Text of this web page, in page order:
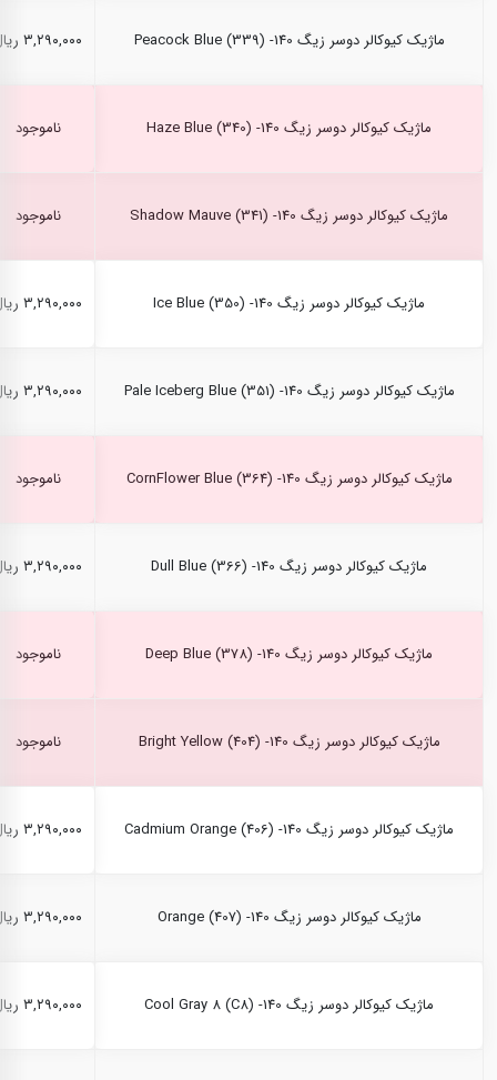
ماژیک کیوکالر دوسر زیگ Peacock Blue (339) -140 ۳,۲۹۰,۰۰۰ ریال
ماژیک کیوکالر دوسر زیگ Haze Blue (340) -140 ناموجود
ماژیک کیوکالر دوسر زیگ Shadow Mauve (341) -140 ناموجود
ماژیک کیوکالر دوسر زیگ Ice Blue (350) -140 ۳,۲۹۰,۰۰۰ ریال
ماژیک کیوکالر دوسر زیگ Pale Iceberg Blue (351) -140 ۳,۲۹۰,۰۰۰ ریال
ماژیک کیوکالر دوسر زیگ CornFlower Blue (364) -140 ناموجود
ماژیک کیوکالر دوسر زیگ Dull Blue (366) -140 ۳,۲۹۰,۰۰۰ ریال
ماژیک کیوکالر دوسر زیگ Deep Blue (378) -140 ناموجود
ماژیک کیوکالر دوسر زیگ Bright Yellow (404) -140 ناموجود
ماژیک کیوکالر دوسر زیگ Cadmium Orange (406) -140 ۳,۲۹۰,۰۰۰ ریال
ماژیک کیوکالر دوسر زیگ Orange (407) -140 ۳,۲۹۰,۰۰۰ ریال
ماژیک کیوکالر دوسر زیگ Cool Gray 8 (C8) -140 ۳,۲۹۰,۰۰۰ ریال